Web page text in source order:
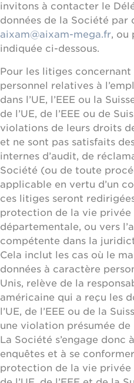
invitons à contacter le
données de la Société
aixam@aixam-mega.fr, ou
indiquée ci-dessous.
Pour les litiges
personnel relatives à
dans l’UE, l’EEE ou la
de l’UE, de l’EEE ou de
violations de leurs droits
et ne sont pas satisfaits
internes d’audit, de
Société (ou de toute
applicable en vertu d’un
ces litiges seront
protection de la vie privée
départementale, ou vers
compétente dans la
Cela inclut les cas où le
données à caractère
Unis, relève de la
américaine qui a reçu les
l’UE, de l’EEE ou de la
une violation présumée
La Société s’engage donc
enquêtes et à se
protection de la vie